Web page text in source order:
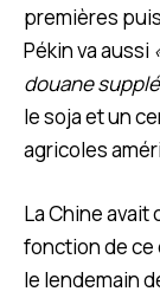
premières
Pékin va aussi
douane
le soja et un
agricoles
La Chine avait
fonction de ce
le lendemain